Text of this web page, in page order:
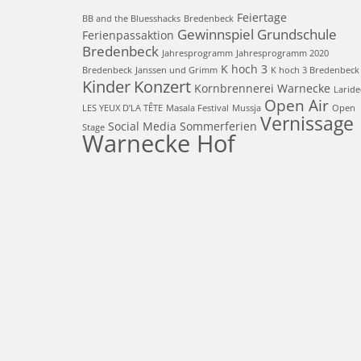
BB and the Bluesshacks Bredenbeck Feiertage
Ferienpassaktion Gewinnspiel Grundschule
Bredenbeck Jahresprogramm Jahresprogramm 2020
Bredenbeck Janssen und Grimm K hoch 3 K hoch 3 Bredenbeck
Kinder Konzert Kornbrennerei Warnecke
LES YEUX D’LA TÊTE Masala Festival Mussja Open Air Open
Stage Social Media Sommerferien Vernissage
Warnecke Hof